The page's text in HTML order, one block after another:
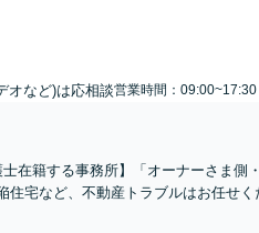
オなど)は応相談営業時間：09:00~17:30
在籍する事務所】「オーナーさま側
宅など、不動産トラブルはお任せ